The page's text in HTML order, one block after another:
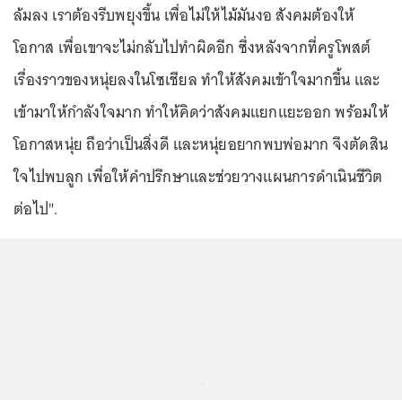
ล้มลง เราต้องรีบพยุงขึ้น เพื่อไม่ให้ไม้มันงอ สังคมต้องให้
โอกาส เพื่อเขาจะไม่กลับไปทำผิดอีก ซึ่งหลังจากที่ครูโพสต์
เรื่องราวของหนุ่ยลงในโซเชียล ทำให้สังคมเข้าใจมากขึ้น และ
เข้ามาให้กำลังใจมาก ทำให้คิดว่าสังคมแยกแยะออก พร้อมให้
โอกาสหนุ่ย ถือว่าเป็นสิ่งดี และหนุ่ยอยากพบพ่อมาก จึงตัดสิน
ใจไปพบลูก เพื่อให้คำปรึกษาและช่วยวางแผนการดำเนินชีวิต
ต่อไป".